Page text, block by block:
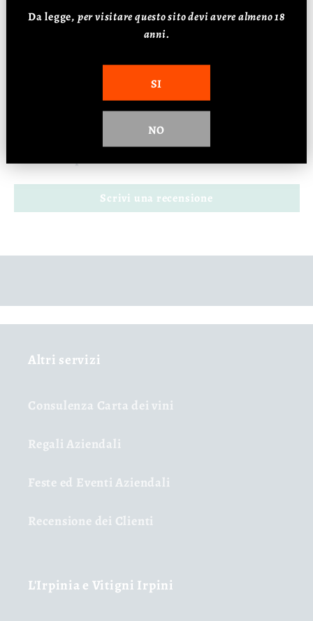
Alcol: 12,5%
Recensioni Clienti
Scrivi una recensione
Altri servizi
Consulenza Carta dei vini
Regali Aziendali
Feste ed Eventi Aziendali
Recensione dei Clienti
L'Irpinia e Vitigni Irpini
Da legge, per visitare questo sito devi avere almeno 18
anni.
SI
NO